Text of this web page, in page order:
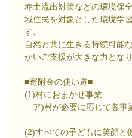
赤土流出対策などの環境保
域住民を対象とした環境学
す。
自然と共に生きる持続可能
かいご支援が大きな力となり
■寄附金の使い道■
(1)村におまかせ事業
ア)村が必要に応じて各事
(2)すべての子どもに笑顔と